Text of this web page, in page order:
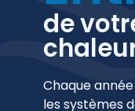
de
Chaque
les systèmes